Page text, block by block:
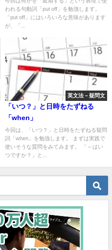
われる句動詞「put off」を勉強します。
「put off」にはいろいろな意味があります
が、「...
英文法－疑問文
「いつ？」と日時をたずねる
「when」
今回は、「いつ？」と日時をたずねる疑問
詞「when」を勉強します。 まずは実践で
使いそうな質問をみてみます。 「～はい
つですか？」と...